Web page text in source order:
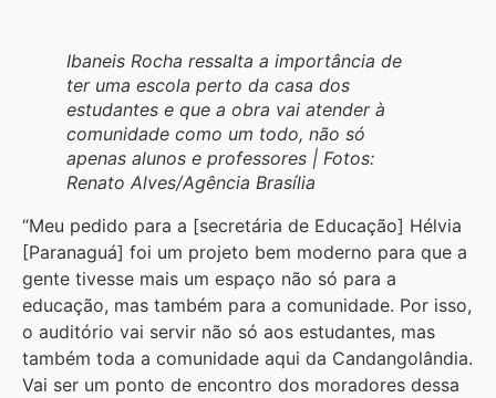
Ibaneis Rocha ressalta a importância de
ter uma escola perto da casa dos
estudantes e que a obra vai atender à
comunidade como um todo, não só
apenas alunos e professores | Fotos:
Renato Alves/Agência Brasília
“Meu pedido para a [secretária de Educação] Hélvia
[Paranaguá] foi um projeto bem moderno para que a
gente tivesse mais um espaço não só para a
educação, mas também para a comunidade. Por isso,
o auditório vai servir não só aos estudantes, mas
também toda a comunidade aqui da Candangolândia.
Vai ser um ponto de encontro dos moradores dessa